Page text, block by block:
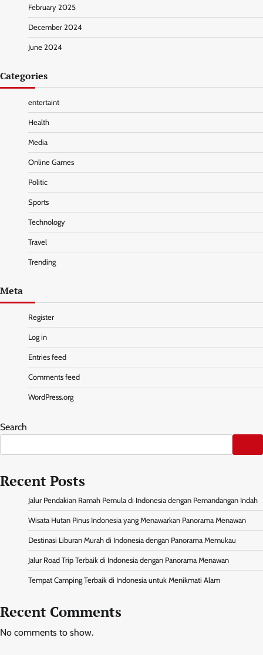
February 2025
December 2024
June 2024
Categories
entertaint
Health
Media
Online Games
Politic
Sports
Technology
Travel
Trending
Meta
Register
Log in
Entries feed
Comments feed
WordPress.org
Search
Recent Posts
Jalur Pendakian Ramah Pemula di Indonesia dengan Pemandangan Indah
Wisata Hutan Pinus Indonesia yang Menawarkan Panorama Menawan
Destinasi Liburan Murah di Indonesia dengan Panorama Memukau
Jalur Road Trip Terbaik di Indonesia dengan Panorama Menawan
Tempat Camping Terbaik di Indonesia untuk Menikmati Alam
Recent Comments
No comments to show.